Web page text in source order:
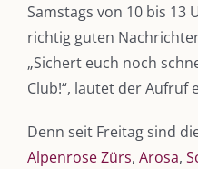
Samstags von 10 bis 13
richtig guten
„Sichert euch noch
Club!“, lautet der Aufruf
Denn seit Freitag sind
Alpenrose Zürs, Arosa,